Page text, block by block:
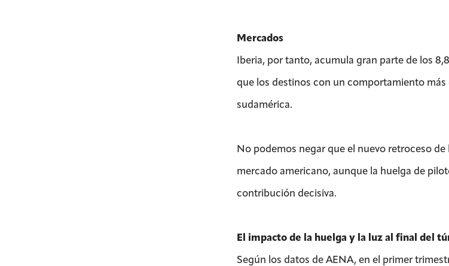
Mercados
Iberia, por tanto, acumula gran parte de los
que los destinos con un comportamiento
sudamérica.
No podemos negar que el nuevo retroceso
mercado americano, aunque la huelga de
contribución decisiva.
El impacto de la huelga y la luz al final del
Según los datos de AENA, en el primer